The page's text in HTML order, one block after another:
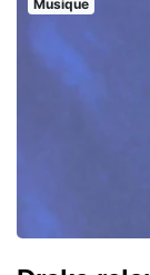
Musique